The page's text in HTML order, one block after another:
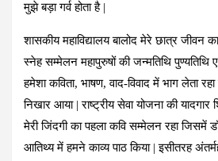
मुझे बड़ा गर्व होता है |
शासकीय महाविद्यालय बालोद मेरे छात्र जीवन
स्नेह सम्मेलन महापुरुषों की जन्मतिथि
हमेशा कविता, भाषण, वाद-विवाद में भाग लेता
निखार आया | राष्ट्रीय सेवा योजना की यादगार
मेरी जिंदगी का पहला कवि सम्मेलन रहा जिसमें
आतिथ्य में हमने काव्य पाठ किया | इसीतरह